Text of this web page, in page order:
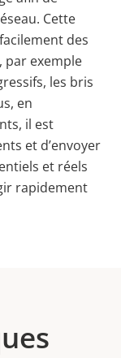
Cette
des
par exemple
les bris
en
il est
et d’envoyer
et réels
rapidement